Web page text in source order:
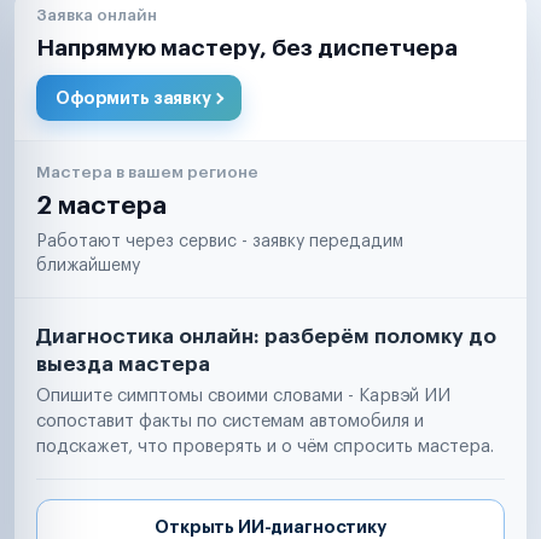
Заявка онлайн
Напрямую мастеру, без диспетчера
Оформить заявку
Мастера в вашем регионе
2 мастера
Работают через сервис - заявку передадим
ближайшему
Диагностика онлайн: разберём поломку до
выезда мастера
Опишите симптомы своими словами - Карвэй ИИ
сопоставит факты по системам автомобиля и
подскажет, что проверять и о чём спросить мастера.
Открыть ИИ-диагностику